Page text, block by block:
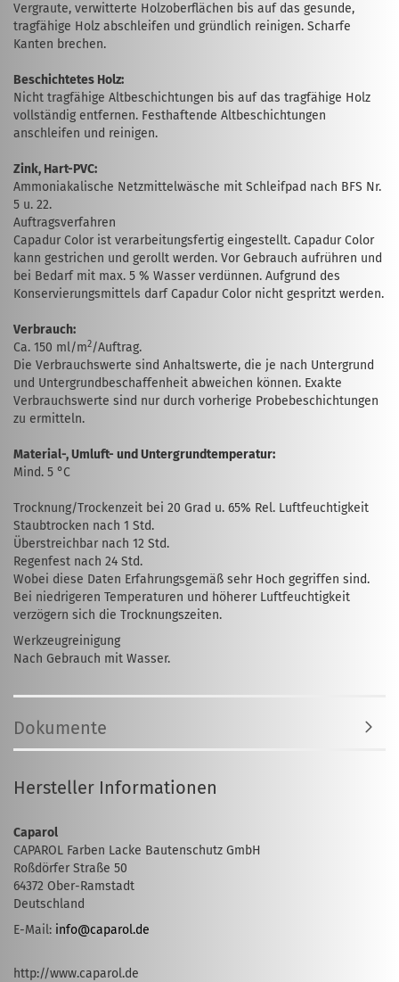
Vergraute, verwitterte Holzoberflächen bis auf das gesunde,
tragfähige Holz ab­schleifen und gründlich reinigen. Scharfe
Kanten brechen.
Beschichtetes Holz:
Nicht tragfähige Altbeschichtungen bis auf das tragfähige Holz
vollständig entfernen. Festhaftende Altbeschichtungen
anschleifen und reinigen.
Zink, Hart-PVC:
Ammoniakalische Netzmittelwäsche mit Schleifpad nach BFS Nr.
5 u. 22.
Auftragsverfahren
Capadur Color ist verarbeitungsfertig eingestellt. Capadur Color
kann gestrichen und gerollt werden. Vor Gebrauch aufrühren und
bei Bedarf mit max. 5 % Wasser ver­dünnen. Aufgrund des
Konservierungsmittels darf Capadur Color nicht gespritzt werden.
Verbrauch:
Ca. 150 ml/m2/Auftrag.
Die Verbrauchswerte sind Anhaltswerte, die je nach Untergrund
und Untergrund­beschaffen­heit abweichen können. Exakte
Verbrauchswerte sind nur durch vorherige Probebeschichtungen
zu ermitteln.
Material-, Umluft- und Untergrundtemperatur:
Mind. 5 °C
Trocknung/Trockenzeit bei 20 Grad u. 65% Rel. Luftfeuchtigkeit
Staubtrocken nach 1 Std.
Überstreichbar nach 12 Std.
Regenfest nach 24 Std.
Wobei diese Daten Erfahrungsgemäß sehr Hoch gegriffen sind.
Bei niedrigeren Temperaturen und höherer Luftfeuchtigkeit
verzögern sich die Trocknungszeiten.
Werkzeugreinigung
Nach Gebrauch mit Wasser.
Dokumente
Hersteller Informationen
Caparol
CAPAROL Farben Lacke Bautenschutz GmbH
Roßdörfer Straße 50
64372 Ober-Ramstadt
Deutschland
E-Mail: info@caparol.de
http://www.caparol.de